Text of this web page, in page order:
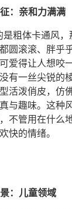
：亲和力满满
粗体卡通风
圆滚滚、胖乎
爱得让人想咬
有一丝尖锐的
活泼俏皮，仿
与趣味。这种
不管用在什么
快的情绪。
：儿童领域